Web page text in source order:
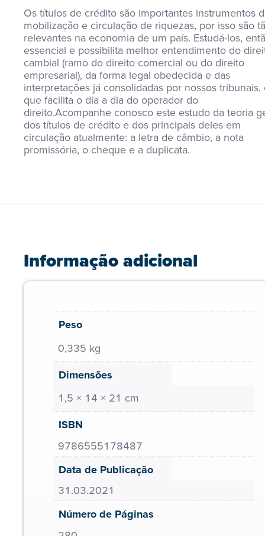
Os títulos de crédito são importantes instrumentos
mobilização e circulação de riquezas, por isso são
relevantes na economia de um país. Estudá-los,
essencial e possibilita melhor entendimento do
cambial (ramo do direito comercial ou do direito
empresarial), da forma legal obedecida e das
interpretações já consolidadas por nossos tribunais,
que facilita o dia a dia do operador do
direito.Acompanhe conosco este estudo da teoria
dos títulos de crédito e dos principais deles em
circulação atualmente: a letra de câmbio, a nota
promissória, o cheque e a duplicata.
Informação adicional
Peso
0,335 kg
Dimensões
1,5 × 14 × 21 cm
ISBN
9786555178487
Data de Publicação
31.03.2021
Número de Páginas